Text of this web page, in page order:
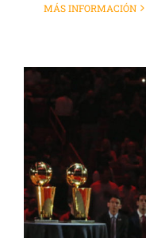
MÁS INFORMACIÓN